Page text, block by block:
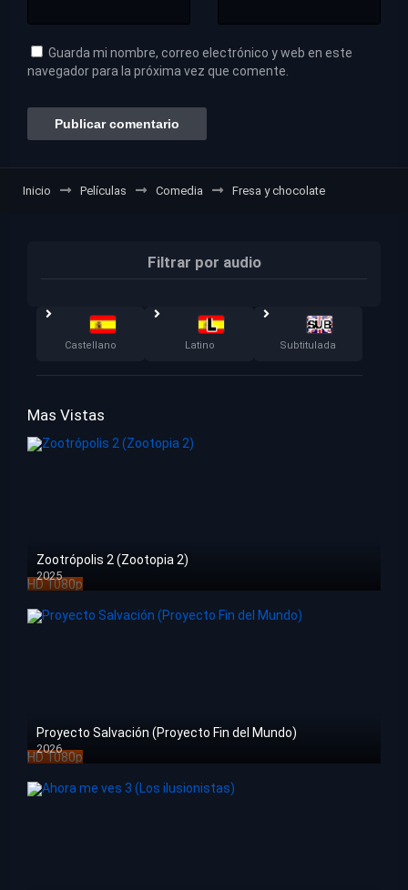
Guarda mi nombre, correo electrónico y web en este
navegador para la próxima vez que comente.
Inicio Películas Comedia Fresa y chocolate
Filtrar por audio
Castellano Latino Subtitulada
Mas Vistas
Zootrópolis 2 (Zootopia 2)
2025
HD 1080p
Proyecto Salvación (Proyecto Fin del Mundo)
2026
HD 1080p